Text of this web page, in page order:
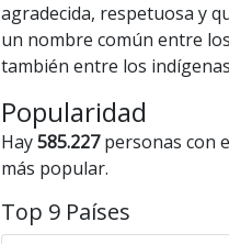
agradecida, respetuosa y
un nombre común entre
también entre los
Popularidad
Hay585.227personas con
más popular.
Top 9 Países